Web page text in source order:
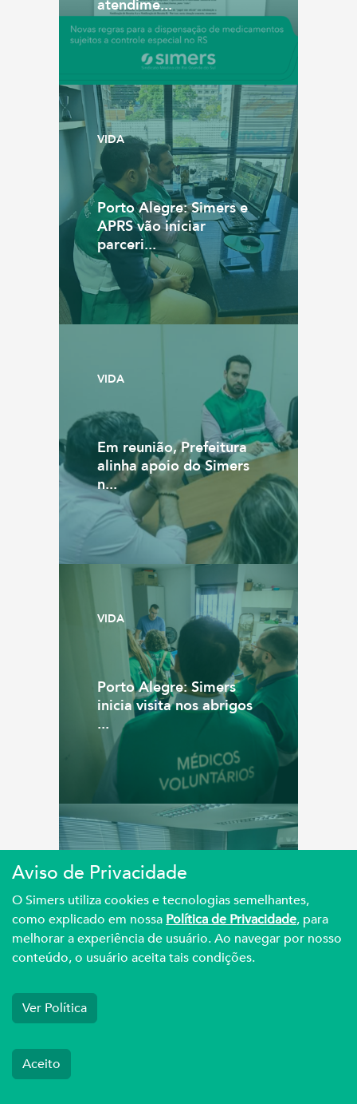
atendime...
VIDA
Porto Alegre: Simers e
APRS vão iniciar
parceri...
VIDA
Em reunião, Prefeitura
alinha apoio do Simers
n...
VIDA
Porto Alegre: Simers
inicia visita nos abrigos
...
Tragédia no RS: Simers
articula ações com
estad...
Aviso de Privacidade
O Simers utiliza cookies e tecnologias semelhantes,
como explicado em nossa Política de Privacidade, para
melhorar a experiência de usuário. Ao navegar por nosso
conteúdo, o usuário aceita tais condições.
Ver Política
Aceito